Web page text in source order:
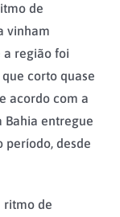
de
vinham
a região foi
corto quase
acordo com a
Bahia entregue
período, desde
ritmo de